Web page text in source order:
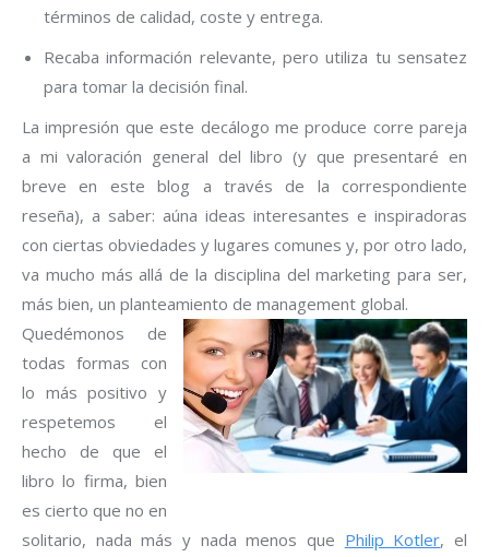
términos de calidad, coste y entrega.
Recaba información relevante, pero utiliza tu sensatez
para tomar la decisión final.
La impresión que este decálogo me produce corre pareja
a mi valoración general del libro (y que presentaré en
breve en este blog a través de la correspondiente
reseña), a saber: aúna ideas interesantes e inspiradoras
con ciertas obviedades y lugares comunes y, por otro lado,
va mucho más allá de la disciplina del marketing para ser,
más bien, un planteamiento de management global.
Quedémonos de
todas formas con
lo más positivo y
respetemos el
hecho de que el
libro lo firma, bien
es cierto que no en
solitario, nada más y nada menos que Philip Kotler, el